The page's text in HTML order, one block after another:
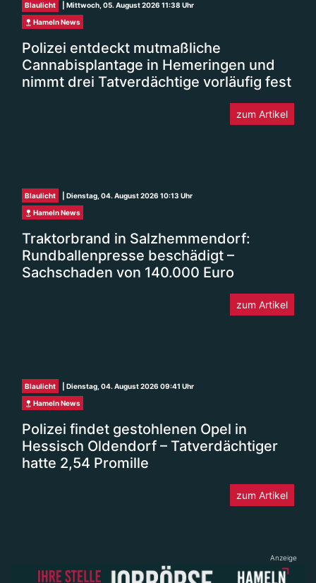
Blaulicht
| Mittwoch, 05. August 2026 11:38 Uhr
Hameln News
Polizei entdeckt mutmaßliche
Cannabisplantage in Hemeringen und
nimmt drei Tatverdächtige vorläufig fest
zum Artikel
Blaulicht
| Dienstag, 04. August 2026 10:13 Uhr
Hameln News
Traktorbrand in Salzhemmendorf:
Rundballenpresse beschädigt –
Sachschaden von 140.000 Euro
zum Artikel
Blaulicht
| Dienstag, 04. August 2026 09:41 Uhr
Hameln News
Polizei findet gestohlenen Opel in
Hessisch Oldendorf – Tatverdächtiger
hatte 2,54 Promille
zum Artikel
Anzeige